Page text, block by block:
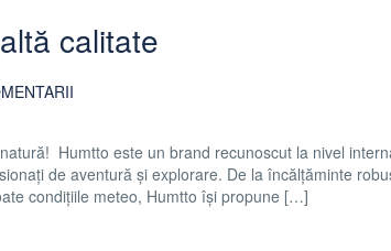
calitate
Humtto este un brand recunoscut la nivel
de aventură și explorare. De la încălțăminte
condițiile meteo, Humtto își propune […]